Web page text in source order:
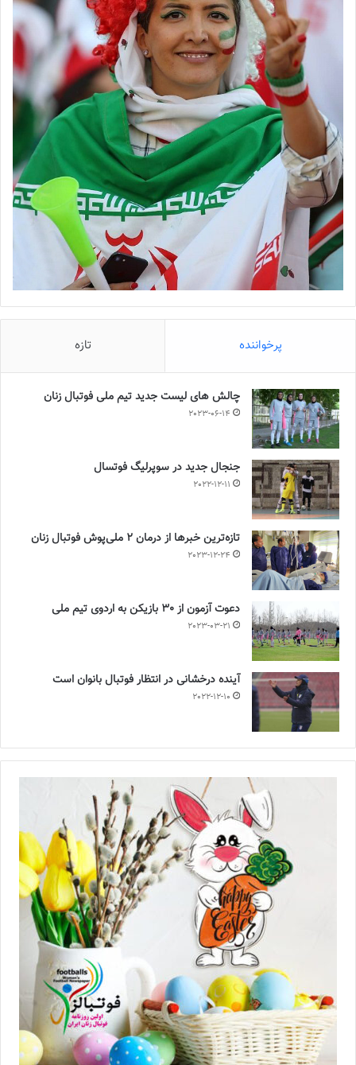
پرخواننده تازه
چالش هاى ليست جدید تيم ملى فوتبال زنان
2023-06-14
جنجال جدید در سوپرلیگ فوتسال
2022-12-11
تازه‌ترین خبرها از درمان ۲ ملی‌پوش فوتبال زنان
2023-12-24
دعوت آزمون از 30 بازیکن به اردوی تیم ملی
2023-03-21
آینده درخشانی در انتظار فوتبال بانوان است
2022-12-10